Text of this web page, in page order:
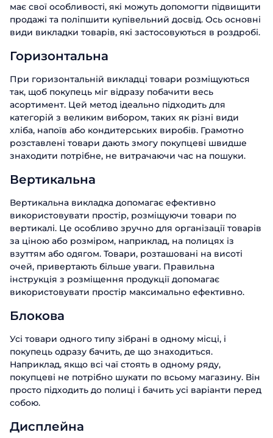
має свої особливості, які можуть допомогти підвищити
продажі та поліпшити купівельний досвід. Ось основні
види викладки товарів, які застосовуються в роздробі.
Горизонтальна
При горизонтальній викладці товари розміщуються
так, щоб покупець міг відразу побачити весь
асортимент. Цей метод ідеально підходить для
категорій з великим вибором, таких як різні види
хліба, напоїв або кондитерських виробів. Грамотно
розставлені товари дають змогу покупцеві швидше
знаходити потрібне, не витрачаючи час на пошуки.
Вертикальна
Вертикальна викладка допомагає ефективно
використовувати простір, розміщуючи товари по
вертикалі. Це особливо зручно для організації товарів
за ціною або розміром, наприклад, на полицях із
взуттям або одягом. Товари, розташовані на висоті
очей, привертають більше уваги. Правильна
інструкція з розміщення продукції допомагає
використовувати простір максимально ефективно.
Блокова
Усі товари одного типу зібрані в одному місці, і
покупець одразу бачить, де що знаходиться.
Наприклад, якщо всі чаї стоять в одному ряду,
покупцеві не потрібно шукати по всьому магазину. Він
просто підходить до полиці і бачить усі варіанти перед
собою.
Дисплейна